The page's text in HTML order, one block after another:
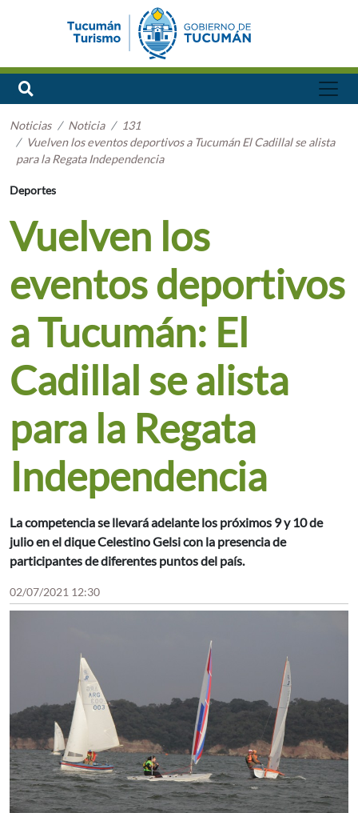
Noticias Noticia
131
Vuelven los eventos deportivos a Tucumán El Cadillal se alista
para la Regata Independencia
Deportes
Vuelven los
eventos deportivos
a Tucumán: El
Cadillal se alista
para la Regata
Independencia
La competencia se llevará adelante los próximos 9 y 10 de
julio en el dique Celestino Gelsi con la presencia de
participantes de diferentes puntos del país.
02/07/2021 12:30